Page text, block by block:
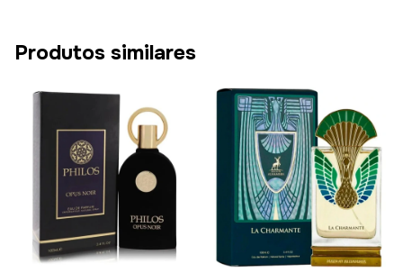
Produtos similares